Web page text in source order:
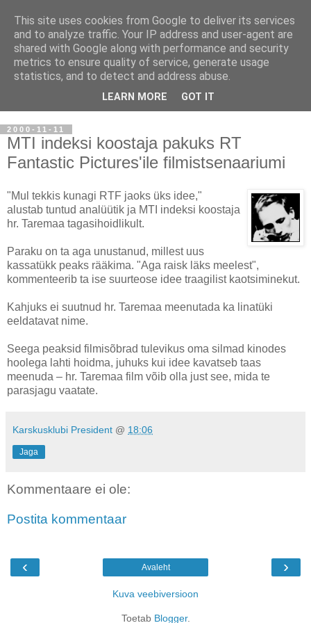
Nonsense News Service
ONLINE
Uudised, mille usaldusväärsuses pole vaja kahelda...
2000-11-11
MTI indeksi koostaja pakuks RT
Fantastic Pictures'ile filmistsenaariumi
"Mul tekkis kunagi RTF jaoks üks idee,"
alustab tuntud analüütik ja MTI indeksi koostaja
hr. Taremaa tagasihoidlikult.
Paraku on ta aga unustanud, millest uus
kassatükk peaks rääkima. "Aga raisk läks meelest",
kommenteerib ta ise suurteose idee traagilist kaotsiminekut.
Kahjuks ei suutnud hr. Taremaa meenutada ka linatüki
eeldatavat nime.
Seega peaksid filmisõbrad tulevikus oma silmad kinodes
hoolega lahti hoidma, juhuks kui idee kavatseb taas
meenuda – hr. Taremaa film võib olla just see, mida te
parasjagu vaatate.
Karskusklubi President @ 18:06
Jaga
Kommentaare ei ole:
Postita kommentaar
‹ ›
Avaleht
Kuva veebiversioon
Toetab Blogger.
This site uses cookies from Google to deliver its services
and to analyze traffic. Your IP address and user-agent are
shared with Google along with performance and security
metrics to ensure quality of service, generate usage
statistics, and to detect and address abuse.
LEARN MORE GOT IT